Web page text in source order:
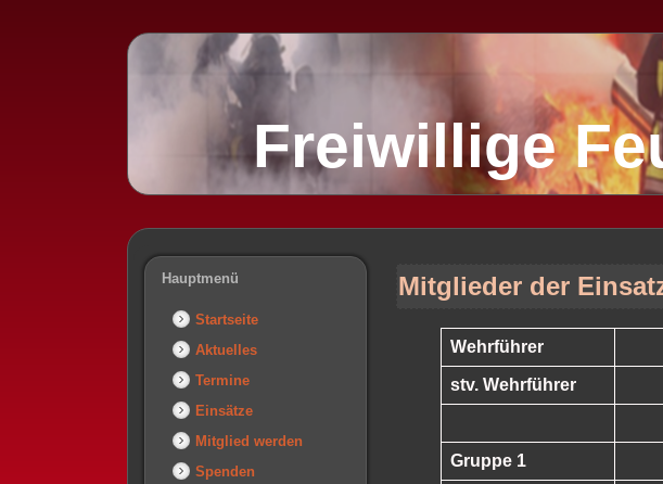
Freiwillige
Hauptmenü
Startseite
Aktuelles
Termine
Einsätze
Mitglied werden
Spenden
Mitglieder der
Wehrführer
stv. Wehrführer
Gruppe 1